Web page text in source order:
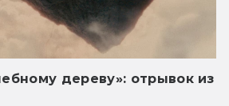
дереву»: отрывок из